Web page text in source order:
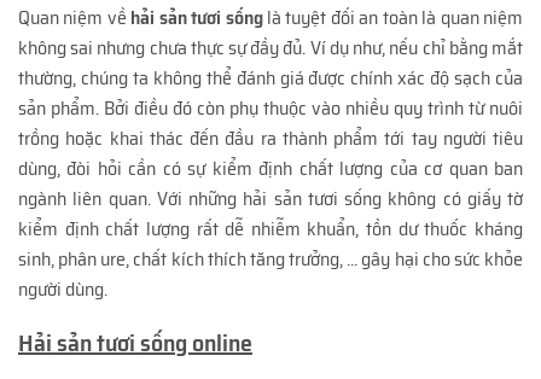
Quan niệm về hải sản tươi sốnglà tuyệt đối an toàn là quan niệm
không sai nhưng chưa thực sự đầy đủ. Ví dụ như, nếu chỉ bằng mắt
thường, chúng ta không thể đánh giá được chính xác độ sạch của
sản phẩm. Bởi điều đó còn phụ thuộc vào nhiều quy trình từ nuôi
trồng hoặc khai thác đến đầu ra thành phẩm tới tay người tiêu
dùng, đòi hỏi cần có sự kiểm định chất lượng của cơ quan ban
ngành liên quan. Với những hải sản tươi sống không có giấy tờ
kiểm định chất lượng rất dễ nhiễm khuẩn, tồn dư thuốc kháng
sinh, phân ure, chất kích thích tăng trưởng, ... gây hại cho sức khỏe
người dùng.
Hải sản tươi sống online